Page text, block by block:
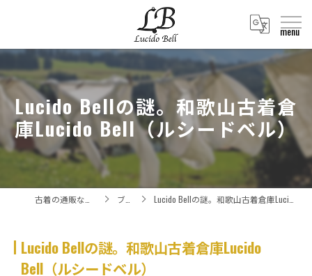
Lucido Bellの謎。和歌山古着倉
庫Lucido Bell（ルシードベル）
ブログ Lucido Bellの謎。和歌山古着倉庫Lucido Bell（ルシードベル）
Lucido Bellの謎。和歌山古着倉庫Lucido
Bell（ルシードベル）